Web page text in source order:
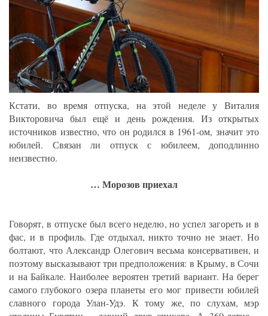
Кстати, во время отпуска, на этой неделе у Виталия
Викторовича был ещё и день рождения. Из открытых
источников известно, что он родился в 1961-ом, значит это
юбилей. Связан ли отпуск с юбилеем, доподлинно
неизвестно.
… Морозов приехал
Говорят, в отпуске был всего неделю, но успел загореть и в
фас, и в профиль. Где отдыхал, никто точно не знает. Но
болтают, что Александр Олегович весьма консервативен, и
поэтому высказывают три предположения: в Крыму, в Сочи
и на Байкале. Наиболее вероятен третий вариант. На берег
самого глубокого озера планеты его мог привести юбилей
славного города Улан-Удэ. К тому же, по слухам, мэр